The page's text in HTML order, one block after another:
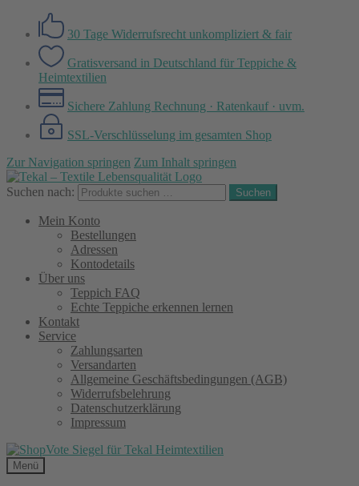
30 Tage Widerrufsrecht unkompliziert & fair
Gratisversand in Deutschland für Teppiche &
Heimtextilien
Sichere Zahlung Rechnung · Ratenkauf · uvm.
SSL-Verschlüsselung im gesamten Shop
Zur Navigation springen Zum Inhalt springen
Suchen nach: Suchen
Mein Konto
Bestellungen
Adressen
Kontodetails
Über uns
Teppich FAQ
Echte Teppiche erkennen lernen
Kontakt
Service
Zahlungsarten
Versandarten
Allgemeine Geschäftsbedingungen (AGB)
Widerrufsbelehrung
Datenschutzerklärung
Impressum
Menü